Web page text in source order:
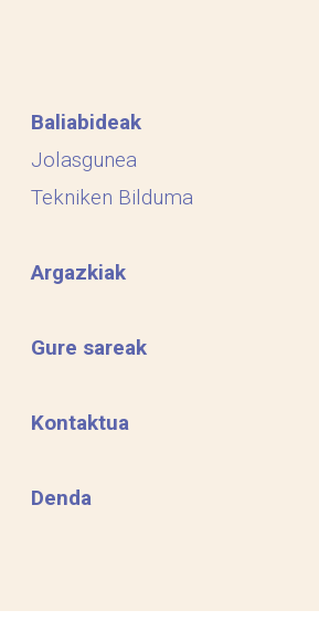
Baliabideak
Jolasgunea
Tekniken Bilduma
Argazkiak
Gure sareak
Kontaktua
Denda